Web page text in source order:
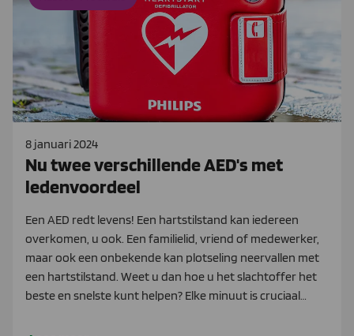
8 januari 2024
Nu twee verschillende AED's met
ledenvoordeel
Een AED redt levens! Een hartstilstand kan iedereen
overkomen, u ook. Een familielid, vriend of medewerker,
maar ook een onbekende kan plotseling neervallen met
een hartstilstand. Weet u dan hoe u het slachtoffer het
beste en snelste kunt helpen? Elke minuut is cruciaal…